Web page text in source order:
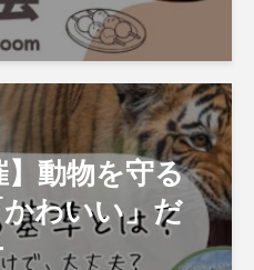
動物を守る
わいい」だ